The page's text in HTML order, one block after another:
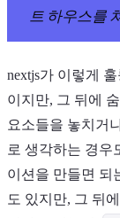
트 하우스를
nextjs가 이렇게
이지만, 그 뒤에
요소들을 놓치거
로 생각하는 경우
이션을 만들면 되
도 있지만, 그 뒤에